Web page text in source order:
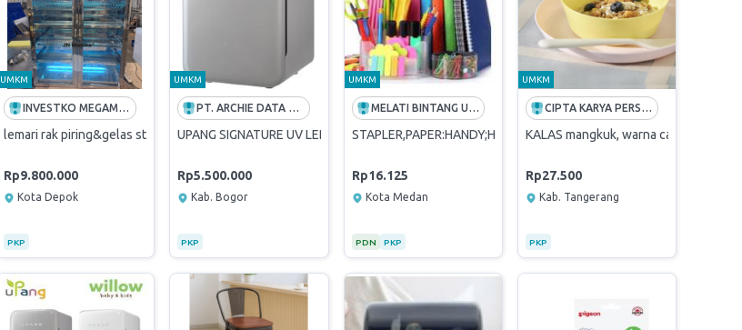
UMKM
INVESTKO MEGAMART | SUPPLIER TERBAIK PADI UMKM
lemari rak piring&gelas stainless + uv
Rp9.800.000
Kota Depok
PKP
UMKM
PT. ARCHIE DATA TECHNOLOGY
UPANG SIGNATURE UV LED STERILIZATION UV-C 270 - 280nm - Grey
Rp5.500.000
Kab. Bogor
PKP
UMKM
MELATI BINTANG UTAMA
STAPLER,PAPER:HANDY;HD-10;2-250SHT
Rp16.125
Kota Medan
PDN PKP
UMKM
CIPTA KARYA PERSADA
KALAS mangkuk, warna campuran
Rp27.500
Kab. Tangerang
PKP